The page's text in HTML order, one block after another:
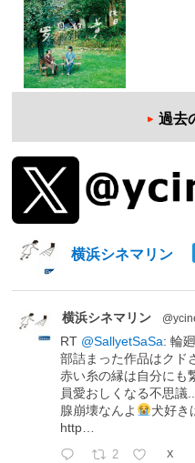
過去
横浜シネマリン
横浜シネマリン
RT @SallyetSaSa: 輪
部詰まった作品はクド
赤い糸の縁は自分にも
員愛おしくなる不思議
腺崩壊なんよ
犬好き
http…
2 X